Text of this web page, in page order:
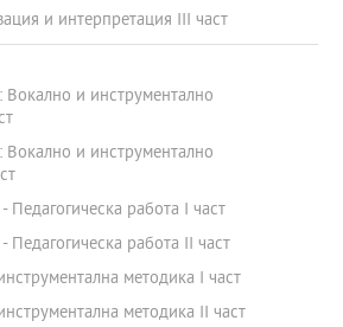
и интерпретация III част
Вокално и инструментално
Вокално и инструментално
работа І част
работа ІІ част
методика I част
методика II част